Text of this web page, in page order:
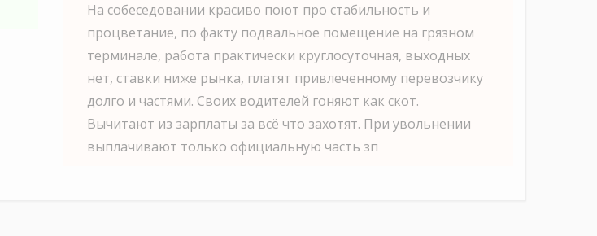
На собеседовании красиво поют про стабильность и
процветание, по факту подвальное помещение на грязном
терминале, работа практически круглосуточная, выходных
нет, ставки ниже рынка, платят привлеченному перевозчику
долго и частями. Своих водителей гоняют как скот.
Вычитают из зарплаты за всё что захотят. При увольнении
выплачивают только официальную часть зп